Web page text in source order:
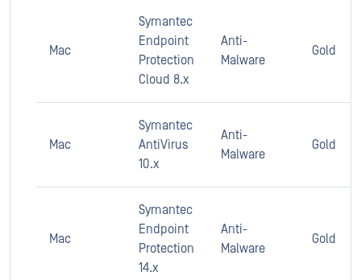
Mac
Symantec
Endpoint
Protection
Cloud 8.x
Anti-
Malware
Gold
Mac
Symantec
AntiVirus
10.x
Anti-
Malware
Gold
Mac
Symantec
Endpoint
Protection
14.x
Anti-
Malware
Gold